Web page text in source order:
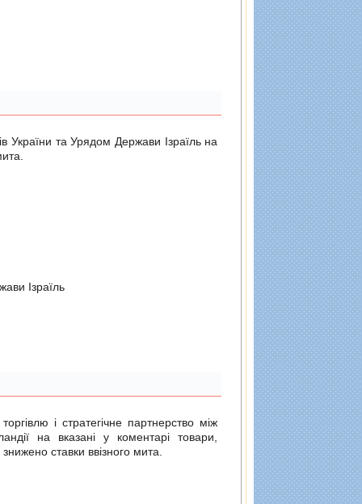
України та Урядом Держави Ізраїль на
Iзраїль
і стратегічне партнерство між
на вказані у коментарі товари,
ставки ввізного мита.